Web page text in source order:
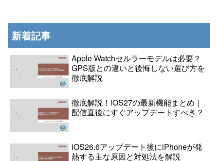
新着記事
Apple Watchセルラーモデルは必要？
GPS版との違いと後悔しない選び方を
徹底解説
徹底解説！iOS27の最新機能まとめ｜
配信直後にすぐアップデートすべき？
iOS26.6アップデート後にiPhoneが発
熱する主な原因と対処法を解説